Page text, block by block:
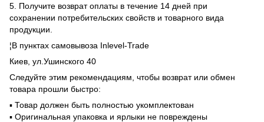
5. Получите возврат оплаты в течение 14 дней при
сохранении потребительских свойств и товарного вида
продукции.
¦В пунктах самовывоза Inlevel-Trade
Киев, ул.Ушинского 40
Следуйте этим рекомендациям, чтобы возврат или обмен
товара прошли быстро:
▪️ Товар должен быть полностью укомплектован
▪️ Оригинальная упаковка и ярлыки не повреждены